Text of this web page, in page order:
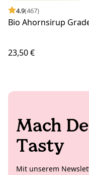
4.9(467)
Bio Ahornsirup
23,50 €
Mach
Tasty
Mit unserem